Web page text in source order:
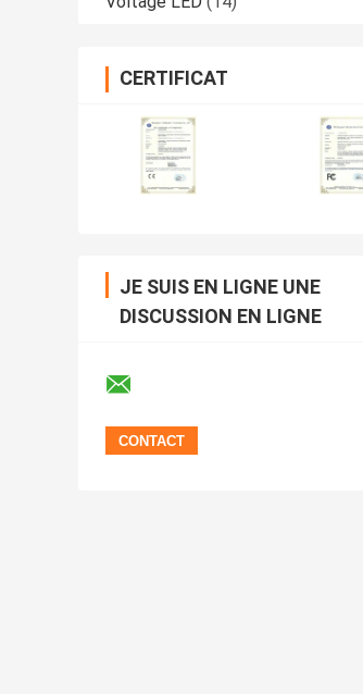
CERTIFICAT
JE SUIS EN LIGNE UNE
DISCUSSION EN LIGNE